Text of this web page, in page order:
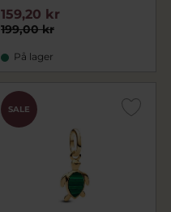
199,00 kr
159,20 kr
På lager
SALE